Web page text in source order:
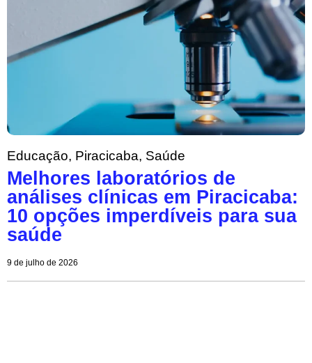
Educação, Piracicaba, Saúde
Melhores laboratórios de
análises clínicas em Piracicaba:
10 opções imperdíveis para sua
saúde
9 de julho de 2026